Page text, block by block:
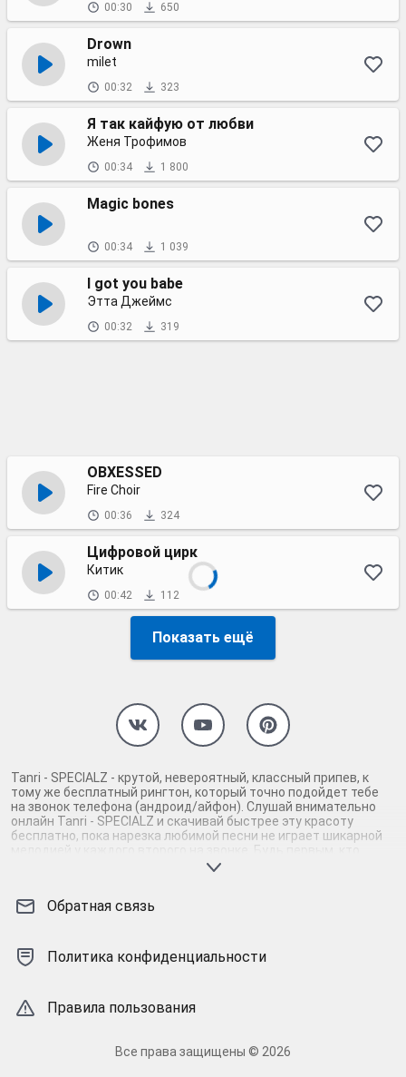
00:30 650
Drown
milet
00:32 323
Я так кайфую от любви
Женя Трофимов
00:34 1 800
Magic bones
00:34 1 039
I got you babe
Этта Джеймс
00:32 319
OBXESSED
Fire Choir
00:36 324
Цифровой цирк
Китик
00:42 112
Показать ещё
Tanri - SPECIALZ - крутой, невероятный, классный припев, к
тому же бесплатный рингтон, который точно подойдет тебе
на звонок телефона (андроид/айфон). Слушай внимательно
онлайн Tanri - SPECIALZ и скачивай быстрее эту красоту
бесплатно, пока нарезка любимой песни не играет шикарной
мелодией у каждого второго на звонке. Будь первым, кто
скачает бесплатно сей шедевр музыки и оценит по
песни на звонок телефона, ну, или m4r мелодию на айфон
музыки сложно будет пропустить мелодию звонка. Соловей -
mp3 и m4r композиции и звуки на звонок, которые зацепят
Обратная связь
Политика конфиденциальности
Правила пользования
Все права защищены © 2026